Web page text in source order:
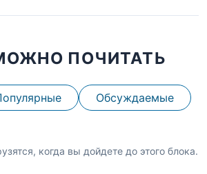
ПОЧИТАТЬ
Обсуждаемые
когда вы дойдете до этого блока.